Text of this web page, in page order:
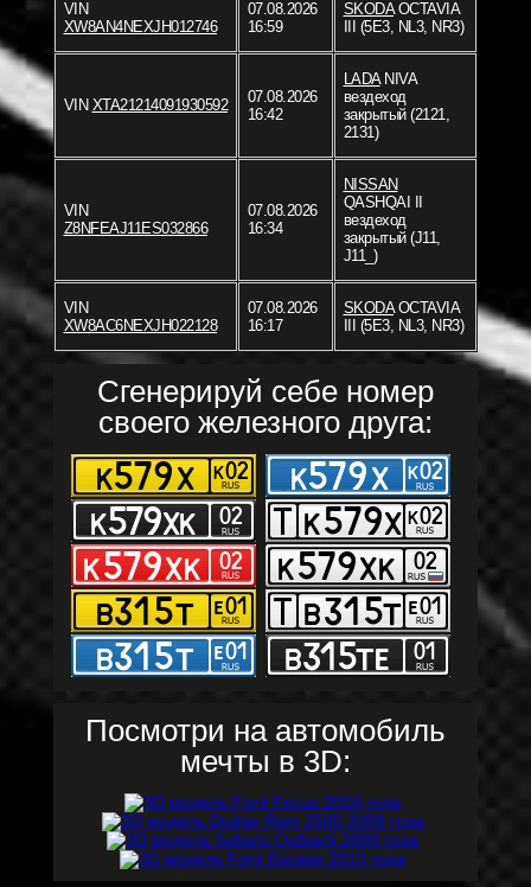
VIN
XW8AN4NEXJH012746
07.08.2026
16:59
SKODAOCTAVIA
III (5E3, NL3, NR3)
VIN XTA21214091930592
07.08.2026
16:42
LADANIVA
вездеход
закрытый (2121,
2131)
VIN
Z8NFEAJ11ES032866
07.08.2026
16:34
NISSAN
QASHQAI II
вездеход
закрытый (J11,
J11_)
VIN
XW8AC6NEXJH022128
07.08.2026
16:17
SKODAOCTAVIA
III (5E3, NL3, NR3)
Сгенерируй себе номер
своего железного друга:
Посмотри на автомобиль
мечты в 3D: